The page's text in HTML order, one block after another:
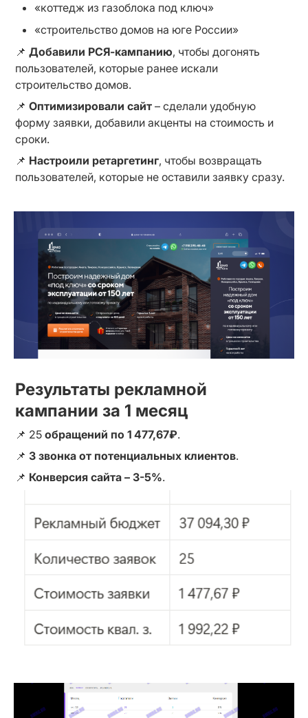
«коттедж из газоблока под ключ»
«строительство домов на юге России»
📌 Добавили РСЯ-кампанию, чтобы догонять
пользователей, которые ранее искали
строительство домов.
📌 Оптимизировали сайт – сделали удобную
форму заявки, добавили акценты на стоимость и
сроки.
📌 Настроили ретаргетинг, чтобы возвращать
пользователей, которые не оставили заявку сразу.
Результаты рекламной
кампании за 1 месяц
📌 25 обращений по 1 477,67₽.
📌 3 звонка от потенциальных клиентов.
📌 Конверсия сайта – 3-5%.